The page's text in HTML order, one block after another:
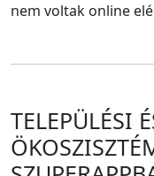
nem voltak online
TELEPÜLÉSI